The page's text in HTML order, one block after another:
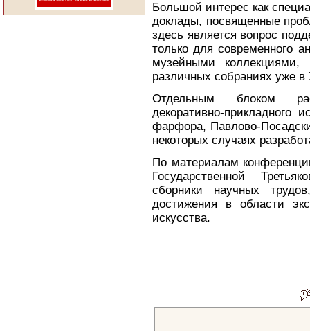
Большой интерес как
доклады, посвященные
здесь является вопрос
только для современного
музейными коллекциями,
различных собраниях уже в
Отдельным блоком
декоративно-прикладного
фарфора, Павлово-
некоторых случаях
По материалам
Государственной
сборники научных
достижения в области
искусства.